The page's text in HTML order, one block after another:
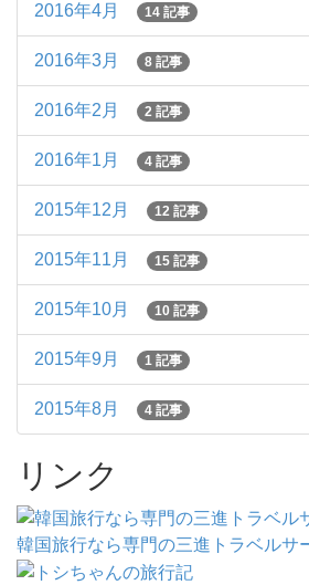
2016年4月 14 記事
2016年3月 8 記事
2016年2月 2 記事
2016年1月 4 記事
2015年12月 12 記事
2015年11月 15 記事
2015年10月 10 記事
2015年9月 1 記事
2015年8月 4 記事
リンク
韓国旅行なら専門の三進トラベルサ